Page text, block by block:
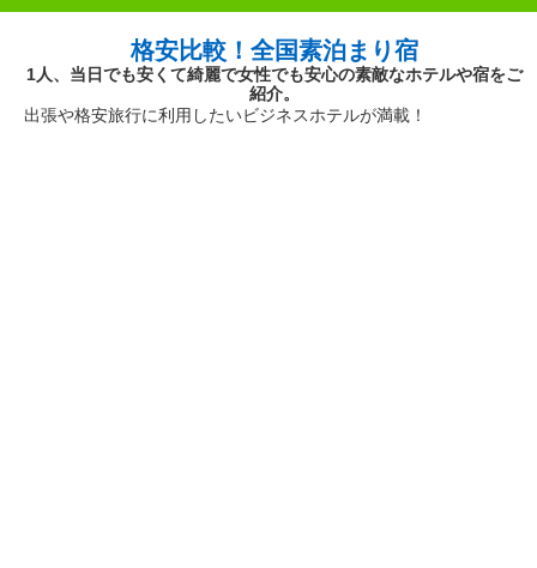
格安比較！全国素泊まり宿
1人、当日でも安くて綺麗で女性でも安心の素敵なホテルや宿をご
紹介。
出張や格安旅行に利用したいビジネスホテルが満載！